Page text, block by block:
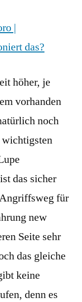
|
das?
höher, je
vorhanden
noch
wichtigsten
das sicher
für
new
Seite sehr
das gleiche
keine
denn es